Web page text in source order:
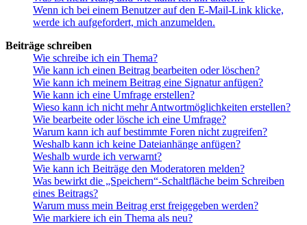
Wenn ich bei einem Benutzer auf den E-Mail-Link klicke,
werde ich aufgefordert, mich anzumelden.
Beiträge schreiben
Wie schreibe ich ein Thema?
Wie kann ich einen Beitrag bearbeiten oder löschen?
Wie kann ich meinem Beitrag eine Signatur anfügen?
Wie kann ich eine Umfrage erstellen?
Wieso kann ich nicht mehr Antwortmöglichkeiten erstellen?
Wie bearbeite oder lösche ich eine Umfrage?
Warum kann ich auf bestimmte Foren nicht zugreifen?
Weshalb kann ich keine Dateianhänge anfügen?
Weshalb wurde ich verwarnt?
Wie kann ich Beiträge den Moderatoren melden?
Was bewirkt die „Speichern“-Schaltfläche beim Schreiben
eines Beitrags?
Warum muss mein Beitrag erst freigegeben werden?
Wie markiere ich ein Thema als neu?